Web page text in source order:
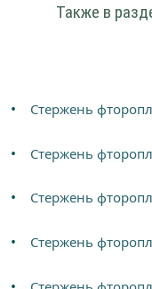
Также в
Стержень
Стержень
Стержень
Стержень